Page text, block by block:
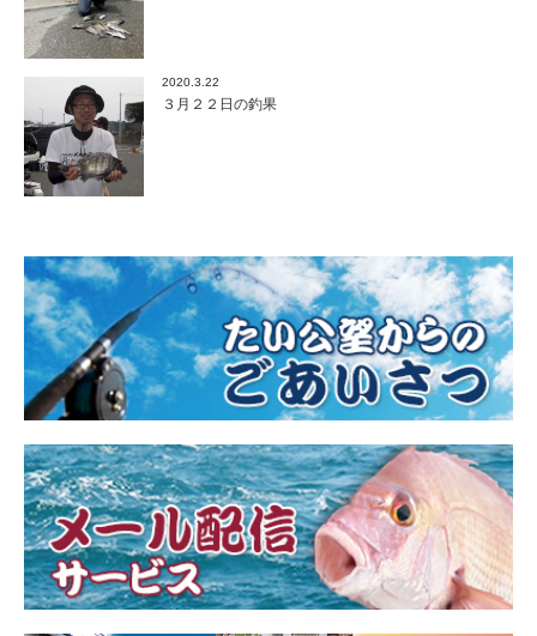
2020.3.22
３月２２日の釣果